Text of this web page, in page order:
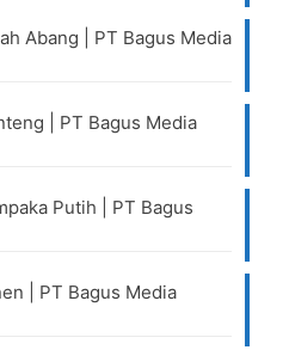
Abang | PT Bagus Media
| PT Bagus Media
Putih | PT Bagus
| PT Bagus Media